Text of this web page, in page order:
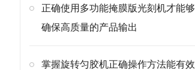
正确使用多功能掩膜版光刻机才能够
确保高质量的产品输出
掌握旋转匀胶机正确操作方法能有效